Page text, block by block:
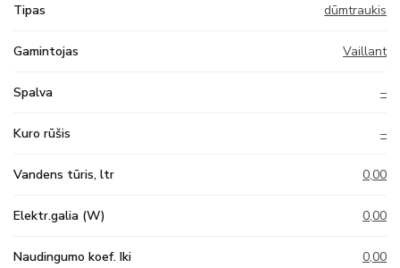
Tipas dūmtraukis
Gamintojas Vaillant
Spalva –
Kuro rūšis –
Vandens tūris, ltr 0,00
Elektr.galia (W) 0,00
Naudingumo koef. Iki 0,00